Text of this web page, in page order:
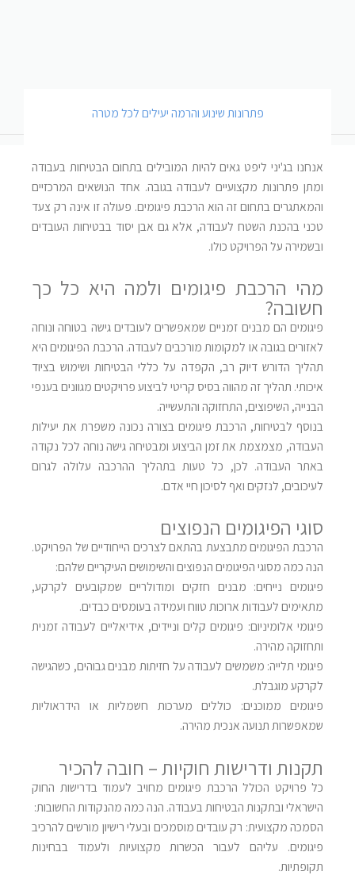
פתרונות שינוע והרמה יעילים לכל מטרה
אנחנו בג'יני ליפט גאים להיות המובילים בתחום הבטיחות בעבודה
ומתן פתרונות מקצועיים לעבודה בגובה. אחד הנושאים המרכזיים
והמאתגרים בתחום זה הוא הרכבת פיגומים. פעולה זו אינה רק צעד
טכני בהכנת השטח לעבודה, אלא גם אבן יסוד בבטיחות העובדים
ובשמירה על הפרויקט כולו.
מהי הרכבת פיגומים ולמה היא כל כך
חשובה?
פיגומים הם מבנים זמניים שמאפשרים לעובדים גישה בטוחה ונוחה
לאזורים בגובה או למקומות מורכבים לעבודה. הרכבת הפיגומים היא
תהליך הדורש דיוק רב, הקפדה על כללי הבטיחות ושימוש בציוד
איכותי. תהליך זה מהווה בסיס קריטי לביצוע פרויקטים מגוונים בענפי
הבנייה, השיפוצים, התחזוקה והתעשייה.
בנוסף לבטיחות, הרכבת פיגומים בצורה נכונה משפרת את יעילות
העבודה, מצמצמת את זמן הביצוע ומבטיחה גישה נוחה לכל נקודה
באתר העבודה. לכן, כל טעות בתהליך ההרכבה עלולה לגרום
לעיכובים, לנזקים ואף לסיכון חיי אדם.
סוגי הפיגומים הנפוצים
הרכבת הפיגומים מתבצעת בהתאם לצרכים הייחודיים של הפרויקט.
הנה כמה מסוגי הפיגומים הנפוצים והשימושים העיקריים שלהם:
פיגומים נייחים: מבנים חזקים ומודולריים שמקובעים לקרקע,
מתאימים לעבודות ארוכות טווח ועמידה בעומסים כבדים.
פיגומי אלומיניום: פיגומים קלים וניידים, אידיאליים לעבודה זמנית
ותחזוקה מהירה.
פיגומי תלייה: משמשים לעבודה על חזיתות מבנים גבוהים, כשהגישה
לקרקע מוגבלת.
פיגומים ממוכנים: כוללים מערכות חשמליות או הידראוליות
שמאפשרות תנועה אנכית מהירה.
תקנות ודרישות חוקיות – חובה להכיר
כל פרויקט הכולל הרכבת פיגומים מחויב לעמוד בדרישות החוק
הישראלי ובתקנות הבטיחות בעבודה. הנה כמה מהנקודות החשובות:
הסמכה מקצועית: רק עובדים מוסמכים ובעלי רישיון מורשים להרכיב
פיגומים. עליהם לעבור הכשרות מקצועיות ולעמוד בבחינות
תקופתיות.